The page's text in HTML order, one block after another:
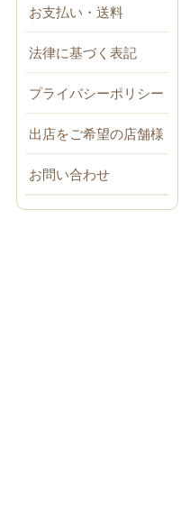
お支払い・送料
法律に基づく表記
プライバシーポリシー
出店をご希望の店舗様
お問い合わせ